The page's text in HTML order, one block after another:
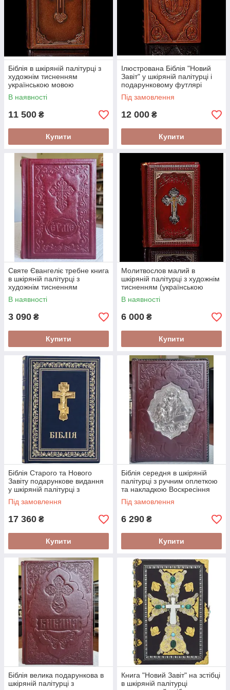
изысканно, поэтому, они станут достойным подарком для
человека из высшего общества. Они являются не только
источником важной информации, но украшением интерьера.
Біблія в шкіряній палітурці з
художнім тисненням
українською мовою
В наявності
11 500 ₴
Купити
Ілюстрована Біблія "Новий
Завіт" у шкіряній палітурці і
подарунковому футлярі
Під замовлення
12 000 ₴
Купити
Святе Євангеліє требне книга
в шкіряній палітурці з
художнім тисненням
слов'янською мовою великий
шрифт розмір 18*12 см
В наявності
3 090 ₴
Купити
Молитвослов малий в
шкіряній палітурці з художнім
тисненням (українською
мовою)
В наявності
6 000 ₴
Купити
Біблія Старого та Нового
Завіту подарункове видання
у шкіряній палітурці з
позолоченим хрестом
Під замовлення
17 360 ₴
Купити
Біблія середня в шкіряній
палітурці з ручним оплеткою
та накладкою Воскресіння
Христове українською мовою
Під замовлення
6 290 ₴
Купити
Біблія велика подарункова в
шкіряній палітурці з
Книга "Новий Завіт" на зстібці
в шкіряній палітурці